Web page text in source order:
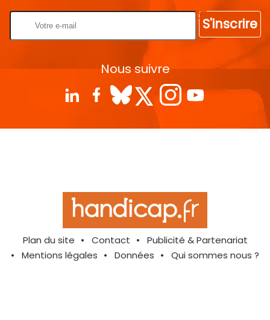
S'inscrire
Nous suivre
Plan du site Contact
Publicité & Partenariat
Mentions légales
Données Qui sommes nous ?